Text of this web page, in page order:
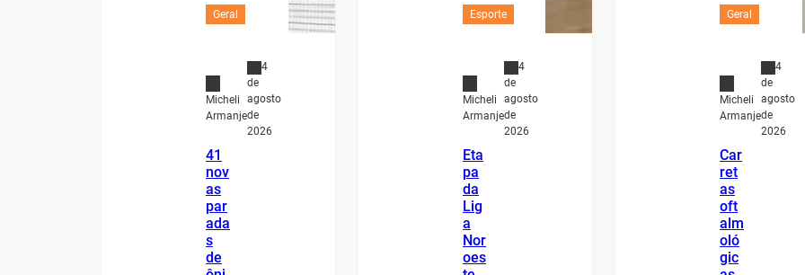
Geral
Micheli
Armanje
4
de
agosto
de
2026
41
nov
as
par
ada
s
de
Esporte
Micheli
Armanje
4
de
agosto
de
2026
Eta
pa
da
Lig
a
Nor
oes
Geral
Micheli
Armanje
4
de
agosto
de
2026
Car
ret
as
oft
alm
oló
gic